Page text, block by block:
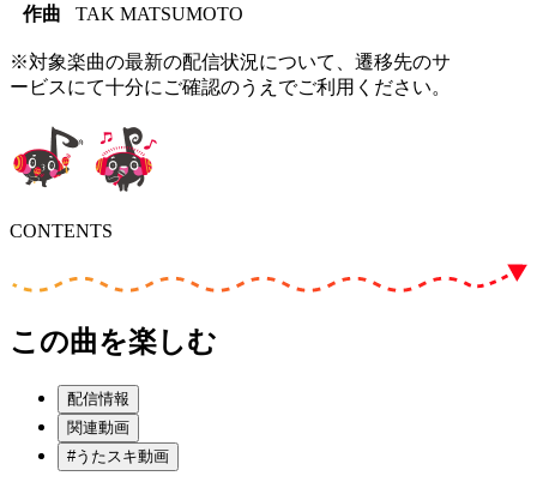
作曲
TAK MATSUMOTO
※対象楽曲の最新の配信状況について、遷移先のサ
ービスにて十分にご確認のうえでご利用ください。
CONTENTS
この曲を楽しむ
配信情報
関連動画
#うたスキ動画